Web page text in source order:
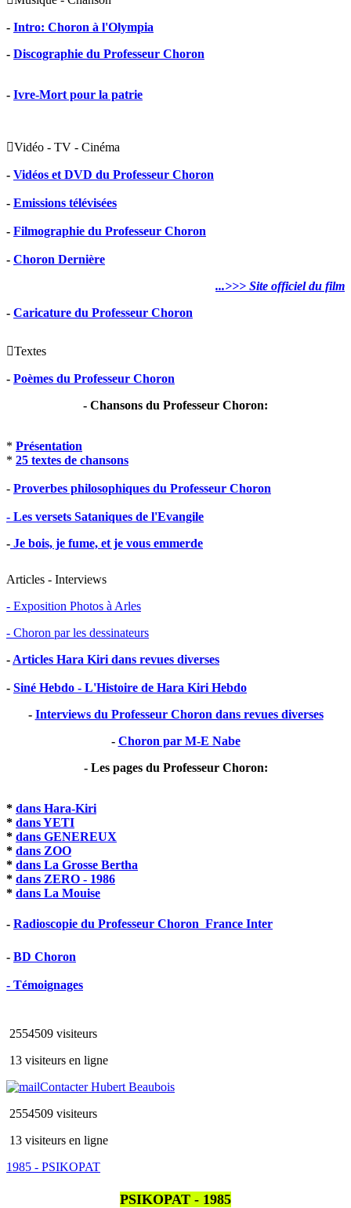
- Intro: Choron à l'Olympia
- Discographie du Professeur Choron
- Ivre-Mort pour la patrie
Vidéo - TV - Cinéma
- Vidéos et DVD du Professeur Choron
- Emissions télévisées
- Filmographie du Professeur Choron
- Choron Dernière
...>>> Site officiel du film
- Caricature du Professeur Choron
Textes
- Poèmes du Professeur Choron
- Chansons du Professeur Choron:
* Présentation
* 25 textes de chansons
- Proverbes philosophiques du Professeur Choron
- Les versets Sataniques de l'Evangile
- Je bois, je fume, et je vous emmerde
Articles - Interviews
- Exposition Photos à Arles
- Choron par les dessinateurs
- Articles Hara Kiri dans revues diverses
- Siné Hebdo - L'Histoire de Hara Kiri Hebdo
- Interviews du Professeur Choron dans revues diverses
- Choron par M-E Nabe
- Les pages du Professeur Choron:
* dans Hara-Kiri
* dans YETI
* dans GENEREUX
* dans ZOO
* dans La Grosse Bertha
* dans ZERO - 1986
* dans La Mouise
- Radioscopie du Professeur Choron  France Inter
- BD Choron
- Témoignages
2554509 visiteurs
13 visiteurs en ligne
Contacter Hubert Beaubois
2554509 visiteurs
13 visiteurs en ligne
1985 - PSIKOPAT
PSIKOPAT - 1985